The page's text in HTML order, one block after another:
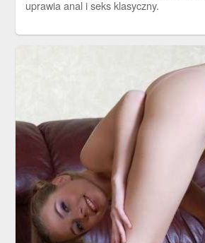
uprawia anal i seks klasyczny.